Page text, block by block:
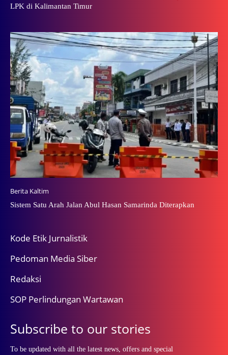
LPK di Kalimantan Timur
Berita Kaltim
Sistem Satu Arah Jalan Abul Hasan Samarinda Diterapkan
Kode Etik Jurnalistik
Pedoman Media Siber
Redaksi
SOP Perlindungan Wartawan
Subscribe to our stories
To be updated with all the latest news, offers and special